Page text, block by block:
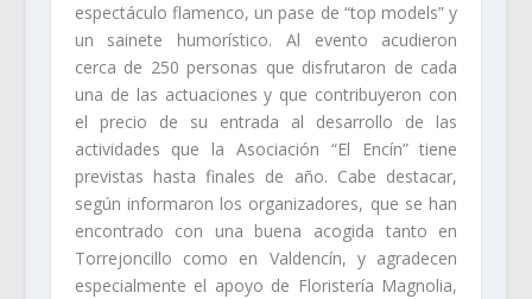
espectáculo flamenco, un pase de “top models” y
un sainete humorístico. Al evento acudieron
cerca de 250 personas que disfrutaron de cada
una de las actuaciones y que contribuyeron con
el precio de su entrada al desarrollo de las
actividades que la Asociación “El Encín” tiene
previstas hasta finales de año. Cabe destacar,
según informaron los organizadores, que se han
encontrado con una buena acogida tanto en
Torrejoncillo como en Valdencín, y agradecen
especialmente el apoyo de Floristería Magnolia,